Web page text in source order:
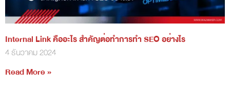
Internal Link คืออะไร สำคัญต่อทำการทำ SEO อย่างไร
4 ธันวาคม 2024
Read More »